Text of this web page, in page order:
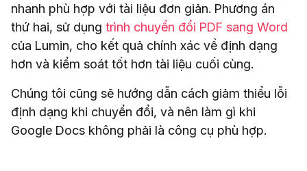
nhanh phù hợp với tài liệu đơn giản. Phương án
thứ hai, sử dụng trình chuyển đổi PDF sang Word
của Lumin, cho kết quả chính xác về định dạng
hơn và kiểm soát tốt hơn tài liệu cuối cùng.
Chúng tôi cũng sẽ hướng dẫn cách giảm thiểu lỗi
định dạng khi chuyển đổi, và nên làm gì khi
Google Docs không phải là công cụ phù hợp.